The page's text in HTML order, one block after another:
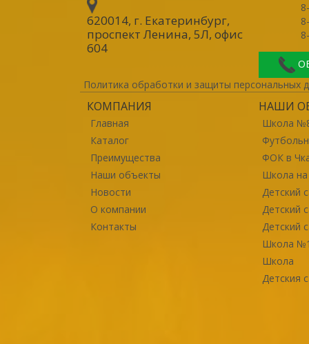
620014, г. Екатеринбург,
проспект Ленина, 5Л, офис
604
Политика обработки и защиты персональных
КОМПАНИЯ
Главная
Каталог
Преимущества
Наши объекты
Новости
О компании
Контакты
НАШИ
Школа
ФОК в
Школа
Детский
Детский
Детский
Школа
Школа
Детския